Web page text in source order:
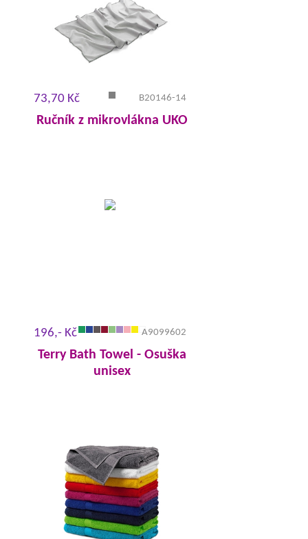
73,70 Kč B20146-14
Ručník z mikrovlákna UKO
196,- Kč A9099602
Terry Bath Towel - Osuška
unisex